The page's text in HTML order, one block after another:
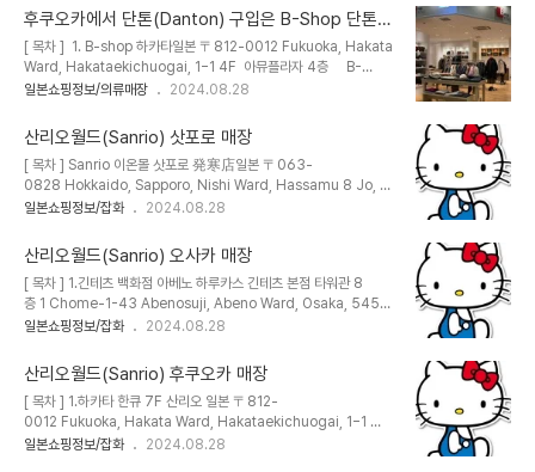
70 난바 파크스 3F 3. Bshop 교토점 일본 〒600-
8031 Kyoto, Shimogyo Ward, Teianmaenocho, 605 藤
井大丸 2F후지이 다이마루 2층 4. Bshop 고베점 〒650-
0035 효고현 고베시 주오구 나미카마치 59번지 고베 아사히 빌딩
1F 5. Bshop 민트고베점 일본 〒651-0096 Hyogo, Kobe,
후쿠오카에서 단톤(Danton) 구입은 B-Shop 단톤
일본매장
[ 목차 ] 1. B-shop 하카타일본 〒812-0012 Fukuoka, Hakata
Ward, Hakataekichuogai, 1−1 4F 아뮤플라자 4층 B-
Shop 홈페이지 2. B-shop 텐진 솔라리아 플라자점본 〒810-
리아 플라자 빌딩 3F 3. B-shop 사가 토스 아울렛점〒841-
0005 사가현 도스시 야요이가오카 8-1 도스 프리미엄 아울렛 1층
일본쇼핑정보/의류매장 2024.08.28
산리오월드(Sanrio) 삿포로 매장
[ 목차 ] Sanrio 이온몰 삿포로 発寒店일본 〒063-
0828 Hokkaido, Sapporo, Nishi Ward, Hassamu 8 Jo, 12
Chome−1 イオンモール札幌発寒 3F Sanrio 삿포로 아피아
0005 Hokkaido, Sapporo, Chuo Ward, Kita 5 Jonishi, 3
Chome, アピア B1F Sanrio Gift Gate 이온 몰 삿포로 히라오
카점일본 〒004-
0873 Hokkaido, Sapporo, Kiyota Ward, Hiraoka 3 Jo, 5
Chome−3−1 イオンモール札幌平岡 2F
일본쇼핑정보/잡화 2024.08.28
산리오월드(Sanrio) 오사카 매장
[ 목차 ] 1.긴테츠 백화점 아베노 하루카스 긴테츠 본점 타워관 8
층 1 Chome-1-43 Abenosuji, Abeno Ward, Osaka, 545-
0052 일본 2. 오사카 타카시마야 6F 산리오5 Chome-1-
루 우메다점 5F 산리오3 Chome-1-
1 Umeda, Kita Ward, Osaka, 530-8202 일본 4.한큐 백화
점 우메다 본점 11층 산리오8-
7 Kakudacho, Kita Ward, Osaka, 530-8350 일
본 5.Sanrio vivitix HEP FIVE점일본 〒530-
일본쇼핑정보/잡화 2024.08.28
산리오월드(Sanrio) 후쿠오카 매장
[ 목차 ] 1.하카타 한큐 7F 산리오 일본 〒812-
0012 Fukuoka, Hakata Ward, Hakataekichuogai, 1−1 博
多阪急 7F 2.산리오 갤러리 하카타점 일본 〒812-0018
일본쇼핑정보/잡화 2024.08.28